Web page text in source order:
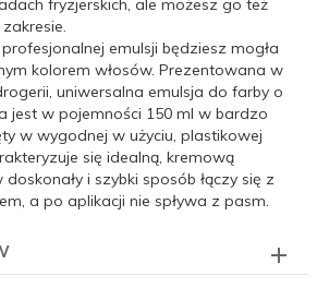
fryzjerskich, ale możesz go też
emulsji będziesz mogła
kolorem włosów. Prezentowana w
uniwersalna emulsja do farby o
jest w pojemności 150 ml w bardzo
w wygodnej w użyciu, plastikowej
się idealną, kremową
i szybki sposób łączy się z
a po aplikacji nie spływa z pasm.